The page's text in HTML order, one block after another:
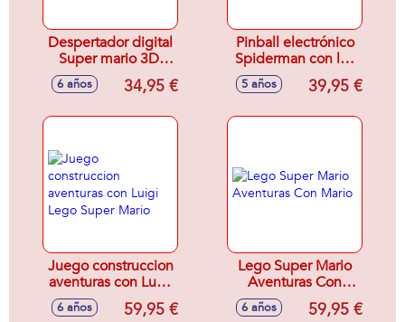
Despertador digital
Super mario 3D.
Con efectos de
sonido.
6 años 34,95 €
Pinball electrónico
Spiderman con luz
y sonido
53,7x6x26,3cm
5 años 39,95 €
Juego construccion
aventuras con Luigi
Lego Super Mario
6 años 59,95 €
Lego Super Mario
Aventuras Con
Mario
6 años 59,95 €